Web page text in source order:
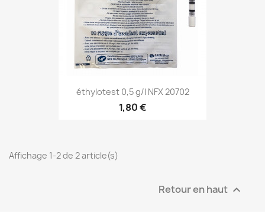
éthylotest 0,5 g/l NFX 20702
1,80 €
Affichage 1-2 de 2 article(s)
Retour en haut 